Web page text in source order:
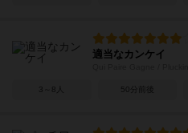
適当なカンケイ
3～8人 50分前後